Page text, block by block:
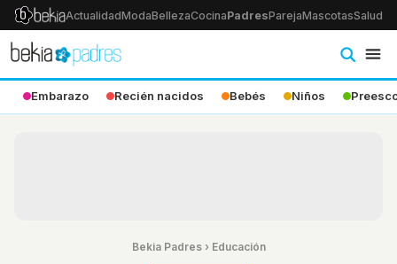
ActualidadModaBellezaCocinaPadresParejaMascotasSalud
Embarazo Recién nacidos Bebés Niños
Bekia Padres› Educación